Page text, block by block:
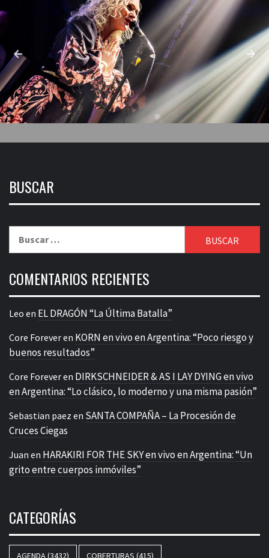
BUSCAR
COMENTARIOS RECIENTES
Leo en EL DRAGÓN “La Última Batalla”
Core Foreveren KORN en vivo en Argentina: “Poco riesgo y
buenos resultados”
Core Foreveren DIRKSCHNEIDER & AS I LAY DYING en vivo
en Argentina: “Lo clásico, lo moderno y una misma pasión”
Sebastian paez en SANTA COMPAÑA – La Procesión de
Cruces Ciegas
Juan en HARAKIRI FOR THE SKY en vivo en Argentina: “Un
grito entre cuerpos inmóviles”
CATEGORÍAS
AGENDA(3432) COBERTURAS (415)